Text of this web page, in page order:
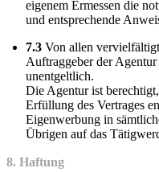
eigenem Ermessen die
und entsprechende
7.3 Von allen
Auftraggeber der
unentgeltlich.
Die Agentur ist
Erfüllung des Vertrages
Eigenwerbung in
Übrigen auf das
8. Haftung